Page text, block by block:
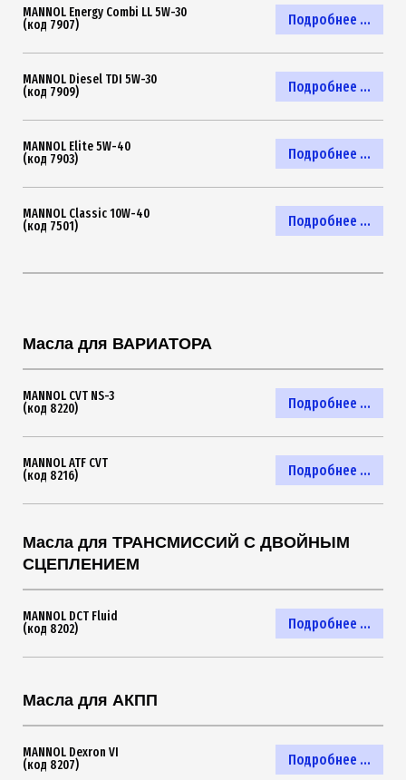
Подробнее ...
MANNOL Energy Combi LL 5W-30
(код 7907)
Подробнее ...
MANNOL Diesel TDI 5W-30
(код 7909)
Подробнее ...
MANNOL Elite 5W-40
(код 7903)
Подробнее ...
MANNOL Classic 10W-40
(код 7501)
Масла для ВАРИАТОРА
Подробнее ...
MANNOL CVT NS-3
(код 8220)
Подробнее ...
MANNOL ATF CVT
(код 8216)
Масла для ТРАНСМИССИЙ С ДВОЙНЫМ
СЦЕПЛЕНИЕМ
Подробнее ...
MANNOL DCT Fluid
(код 8202)
Масла для АКПП
Подробнее ...
MANNOL Dexron VI
(код 8207)